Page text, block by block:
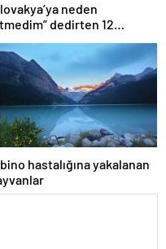
neden
dedirten 12
hastalığına yakalanan